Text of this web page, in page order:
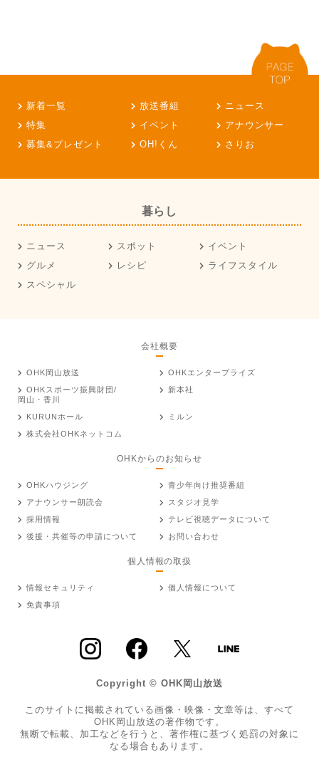
新着一覧 放送番組
ニュース
特集
イベント
アナウンサー
募集&プレゼント
OH!くん さりお
暮らし
ニュース スポット
イベント
グルメ
レシピ
ライフスタイル
スペシャル
会社概要
OHK岡山放送
OHKエンタープライズ
OHKスポーツ振興財団/
岡山・香川
新本社
KURUNホール
ミルン
株式会社OHKネットコム
OHKからのお知らせ
OHKハウジング
青少年向け推奨番組
アナウンサー朗読会
スタジオ見学
採用情報
テレビ視聴データについて
後援・共催等の申請について
お問い合わせ
個人情報の取扱
情報セキュリティ
個人情報について
免責事項
Copyright © OHK岡山放送
このサイトに掲載されている画像・映像・文章等は、すべて
OHK岡山放送の著作物です。
無断で転載、加工などを行うと、著作権に基づく処罰の対象に
なる場合もあります。